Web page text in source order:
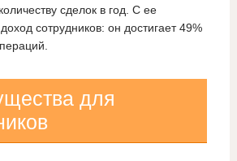
сделок в год. С ее
сотрудников: он достигает 49%
для